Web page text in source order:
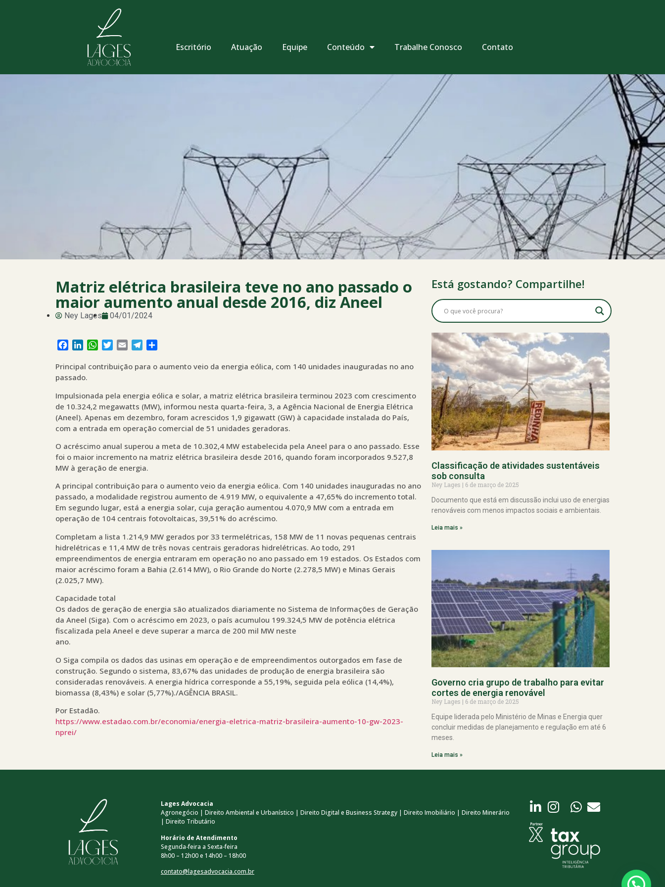
Escritório Atuação Equipe Conteúdo Trabalhe Conosco Contato
Matriz elétrica brasileira teve no ano passado o
maior aumento anual desde 2016, diz Aneel
Ney Lages 04/01/2024
Facebook
LinkedInWhatsApp
Twitter
Email Telegram
Principal contribuição para o aumento veio da energia eólica, com 140 unidades inauguradas no ano
passado.
Impulsionada pela energia eólica e solar, a matriz elétrica brasileira terminou 2023 com crescimento
de 10.324,2 megawatts (MW), informou nesta quarta-feira, 3, a Agência Nacional de Energia Elétrica
(Aneel). Apenas em dezembro, foram acrescidos 1,9 gigawatt (GW) à capacidade instalada do País,
com a entrada em operação comercial de 51 unidades geradoras.
O acréscimo anual superou a meta de 10.302,4 MW estabelecida pela Aneel para o ano passado. Esse
foi o maior incremento na matriz elétrica brasileira desde 2016, quando foram incorporados 9.527,8
MW à geração de energia.
A principal contribuição para o aumento veio da energia eólica. Com 140 unidades inauguradas no ano
passado, a modalidade registrou aumento de 4.919 MW, o equivalente a 47,65% do incremento total.
Em segundo lugar, está a energia solar, cuja geração aumentou 4.070,9 MW com a entrada em
operação de 104 centrais fotovoltaicas, 39,51% do acréscimo.
Completam a lista 1.214,9 MW gerados por 33 termelétricas, 158 MW de 11 novas pequenas centrais
hidrelétricas e 11,4 MW de três novas centrais geradoras hidrelétricas. Ao todo, 291
empreendimentos de energia entraram em operação no ano passado em 19 estados. Os Estados com
maior acréscimo foram a Bahia (2.614 MW), o Rio Grande do Norte (2.278,5 MW) e Minas Gerais
(2.025,7 MW).
Capacidade total
Os dados de geração de energia são atualizados diariamente no Sistema de Informações de Geração
da Aneel (Siga). Com o acréscimo em 2023, o país acumulou 199.324,5 MW de potência elétrica
fiscalizada pela Aneel e deve superar a marca de 200 mil MW neste
ano.
O Siga compila os dados das usinas em operação e de empreendimentos outorgados em fase de
construção. Segundo o sistema, 83,67% das unidades de produção de energia brasileira são
consideradas renováveis. A energia hídrica corresponde a 55,19%, seguida pela eólica (14,4%),
biomassa (8,43%) e solar (5,77%)./AGÊNCIA BRASIL.
Por Estadão.
https://www.estadao.com.br/economia/energia-eletrica-matriz-brasileira-aumento-10-gw-2023-
nprei/
Está gostando? Compartilhe!
Classificação de atividades sustentáveis
sob consulta
Ney Lages
6 de março de 2025
Documento que está em discussão inclui uso de energias
renováveis com menos impactos sociais e ambientais.
Leia mais »
Governo cria grupo de trabalho para evitar
cortes de energia renovável
Ney Lages
6 de março de 2025
Equipe liderada pelo Ministério de Minas e Energia quer
concluir medidas de planejamento e regulação em até 6
meses.
Leia mais »
Lages Advocacia
Agronegócio | Direito Ambiental e Urbanístico | Direito Digital e Business Strategy | Direito Imobiliário | Direito Minerário
| Direito Tributário
Horário de Atendimento
Segunda-feira a Sexta-feira
8h00 – 12h00 e 14h00 – 18h00
contato@lagesadvocacia.com.br